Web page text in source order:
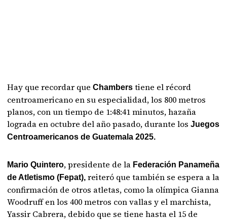
Hay que recordar queChambers tiene el récord
centroamericano en su especialidad, los 800 metros
planos, con un tiempo de 1:48:41 minutos, hazaña
lograda en octubre del año pasado, durante losJuegos
Centroamericanos de Guatemala 2025.
Mario Quintero, presidente de la Federación Panameña
de Atletismo (Fepat), reiteró que también se espera a la
confirmación de otros atletas, como la olímpica Gianna
Woodruff en los 400 metros con vallas y el marchista,
Yassir Cabrera, debido que se tiene hasta el 15 de